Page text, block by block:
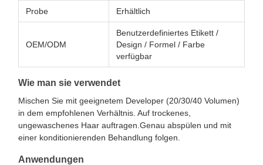
Probe Erhältlich
OEM/ODM
Benutzerdefiniertes Etikett /
Design / Formel / Farbe
verfügbar
Wie man sie verwendet
Mischen Sie mit geeignetem Developer (20/30/40 Volumen)
in dem empfohlenen Verhältnis. Auf trockenes,
ungewaschenes Haar auftragen.Genau abspülen und mit
einer konditionierenden Behandlung folgen.
Anwendungen